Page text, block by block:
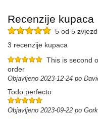
Recenzije kupaca
5 od 5
3 recenzije kupaca
This is second
order
Objavljeno 2023-12-24 po
Todo perfecto
Objavljeno 2023-09-22 po